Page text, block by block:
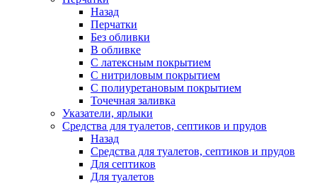
Назад
Перчатки
Без обливки
В обливке
С латексным покрытием
С нитриловым покрытием
С полиуретановым покрытием
Точечная заливка
Указатели, ярлыки
Средства для туалетов, септиков и прудов
Назад
Средства для туалетов, септиков и прудов
Для септиков
Для туалетов